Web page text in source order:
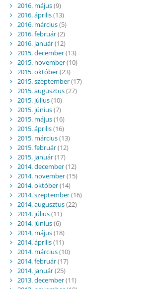
2016. május(9)
2016. április(13)
2016. március(5)
2016. február(2)
2016. január(12)
2015. december(13)
2015. november(10)
2015. október(23)
2015. szeptember(17)
2015. augusztus(27)
2015. július(10)
2015. június(7)
2015. május(16)
2015. április(16)
2015. március(13)
2015. február(12)
2015. január(17)
2014. december(12)
2014. november(15)
2014. október(14)
2014. szeptember(16)
2014. augusztus(22)
2014. július(11)
2014. június(6)
2014. május(18)
2014. április(11)
2014. március(10)
2014. február(17)
2014. január(25)
2013. december(11)